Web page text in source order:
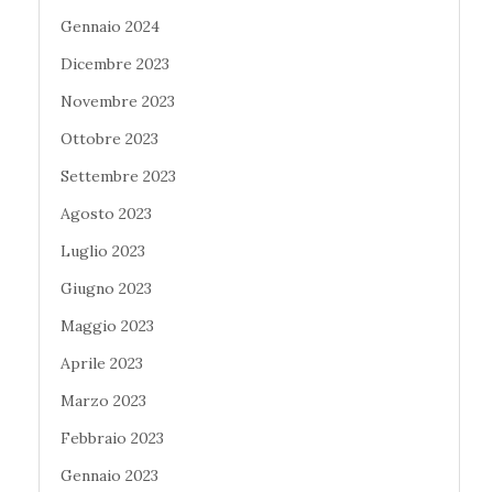
Gennaio 2024
Dicembre 2023
Novembre 2023
Ottobre 2023
Settembre 2023
Agosto 2023
Luglio 2023
Giugno 2023
Maggio 2023
Aprile 2023
Marzo 2023
Febbraio 2023
Gennaio 2023